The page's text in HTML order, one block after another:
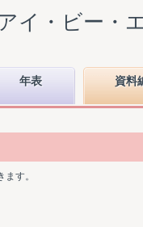
イ・ビー・
年表 資料
す。